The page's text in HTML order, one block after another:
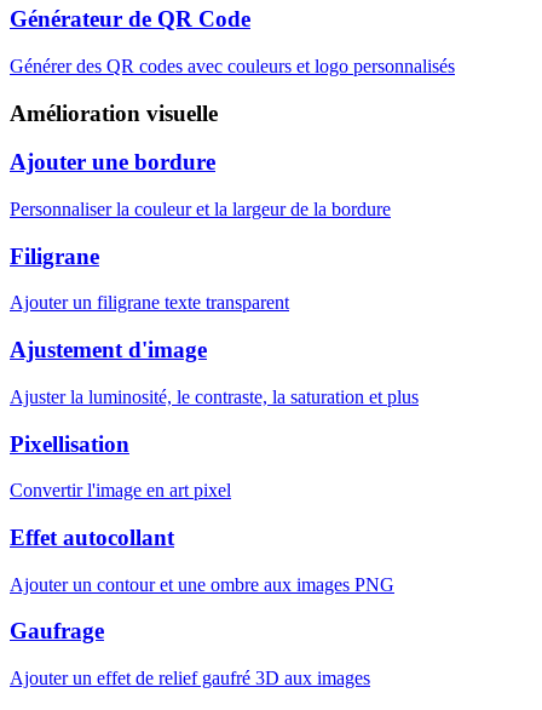
Générateur de QR Code
Générer des QR codes avec couleurs et logo personnalisés
Amélioration visuelle
Ajouter une bordure
Personnaliser la couleur et la largeur de la bordure
Filigrane
Ajouter un filigrane texte transparent
Ajustement d'image
Ajuster la luminosité, le contraste, la saturation et plus
Pixellisation
Convertir l'image en art pixel
Effet autocollant
Ajouter un contour et une ombre aux images PNG
Gaufrage
Ajouter un effet de relief gaufré 3D aux images